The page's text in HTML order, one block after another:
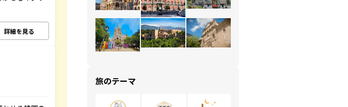
詳細を見る
旅のテーマ